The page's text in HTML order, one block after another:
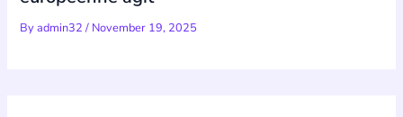
Byadmin32/ November 19, 2025